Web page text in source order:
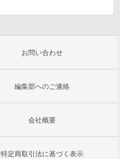
お問い合わせ
編集部へのご連絡
会社概要
特定商取引法に基づく表示